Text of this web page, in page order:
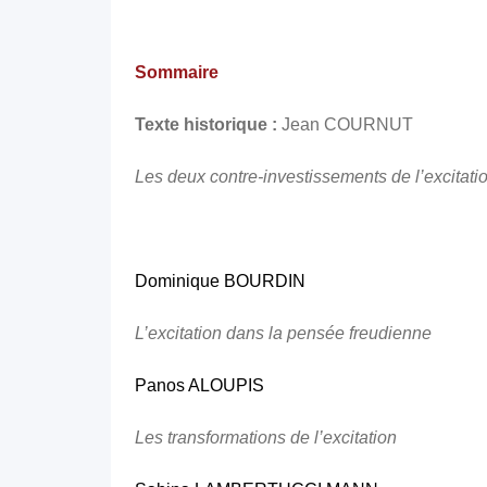
Sommaire
Texte historique : Jean COURNUT
Les deux contre-investissements de
Dominique BOURDIN
L’excitation dans la pensée freudienne
Panos ALOUPIS
Les transformations de l’excitation